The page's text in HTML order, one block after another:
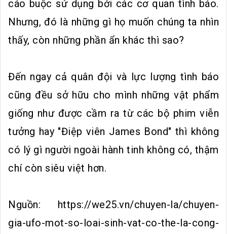
cáo buộc sử dụng bởi các cơ quan tình báo.
Nhưng, đó là những gì họ muốn chúng ta nhìn
thấy, còn những phần ẩn khác thì sao?
Đến ngay cả quân đội và lực lượng tình báo
cũng đều sở hữu cho mình những vật phẩm
giống như được cầm ra từ các bộ phim viễn
tưởng hay "Điệp viên James Bond" thì không
có lý gì người ngoài hành tinh không có, thậm
chí còn siêu việt hơn.
Nguồn: https://we25.vn/chuyen-la/chuyen-
gia-ufo-mot-so-loai-sinh-vat-co-the-la-cong-